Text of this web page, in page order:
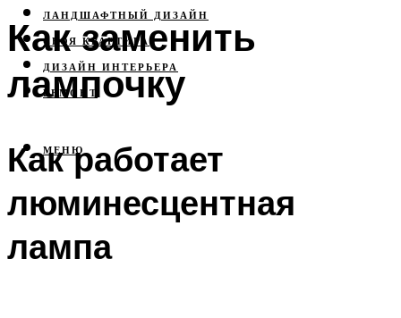
ЛАНДШАФТНЫЙ ДИЗАЙН
СВОЯ КВАРТИРА
ДИЗАЙН ИНТЕРЬЕРА
РЕМОНТ
МЕНЮ
Как заменить
лампочку
Как работает
люминесцентная
лампа